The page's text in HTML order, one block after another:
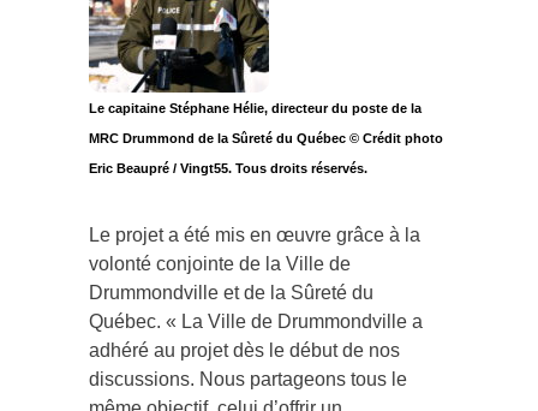
Le capitaine Stéphane Hélie, directeur du poste de la
MRC Drummond de la Sûreté du Québec © Crédit photo
Eric Beaupré / Vingt55. Tous droits réservés.
Le projet a été mis en œuvre grâce à la
volonté conjointe de la Ville de
Drummondville et de la Sûreté du
Québec. « La Ville de Drummondville a
adhéré au projet dès le début de nos
discussions. Nous partageons tous le
même objectif, celui d’offrir un